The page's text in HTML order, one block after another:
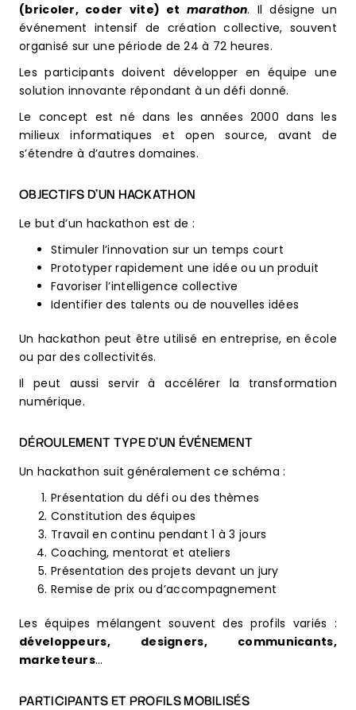
(bricoler, coder vite) et marathon. Il désigne un
événement intensif de création collective, souvent
organisé sur une période de 24 à 72 heures.
Les participants doivent développer en équipe une
solution innovante répondant à un défi donné.
Le concept est né dans les années 2000 dans les
milieux informatiques et open source, avant de
s’étendre à d’autres domaines.
OBJECTIFS D’UN HACKATHON
Le but d’un hackathon est de :
Stimuler l’innovation sur un temps court
Prototyper rapidement une idée ou un produit
Favoriser l’intelligence collective
Identifier des talents ou de nouvelles idées
Un hackathon peut être utilisé en entreprise, en école
ou par des collectivités.
Il peut aussi servir à accélérer la transformation
numérique.
DÉROULEMENT TYPE D’UN ÉVÉNEMENT
Un hackathon suit généralement ce schéma :
Présentation du défi ou des thèmes
Constitution des équipes
Travail en continu pendant 1 à 3 jours
Coaching, mentorat et ateliers
Présentation des projets devant un jury
Remise de prix ou d’accompagnement
Les équipes mélangent souvent des profils variés :
développeurs, designers, communicants,
marketeurs…
PARTICIPANTS ET PROFILS MOBILISÉS